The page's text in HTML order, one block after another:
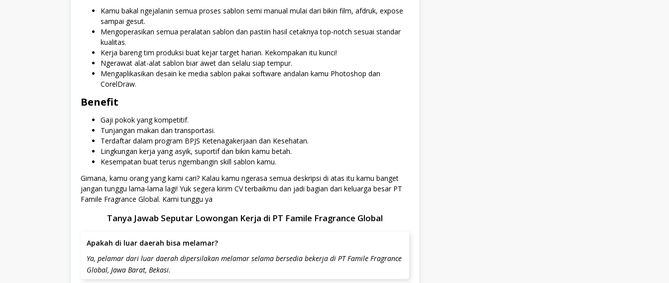
Kamu bakal ngejalanin semua proses sablon semi manual mulai dari bikin film, afdruk, expose
sampai gesut.
Mengoperasikan semua peralatan sablon dan pastiin hasil cetaknya top-notch sesuai standar
kualitas.
Kerja bareng tim produksi buat kejar target harian. Kekompakan itu kunci!
Ngerawat alat-alat sablon biar awet dan selalu siap tempur.
Mengaplikasikan desain ke media sablon pakai software andalan kamu Photoshop dan
CorelDraw.
Benefit
Gaji pokok yang kompetitif.
Tunjangan makan dan transportasi.
Terdaftar dalam program BPJS Ketenagakerjaan dan Kesehatan.
Lingkungan kerja yang asyik, suportif dan bikin kamu betah.
Kesempatan buat terus ngembangin skill sablon kamu.
Gimana, kamu orang yang kami cari? Kalau kamu ngerasa semua deskripsi di atas itu kamu banget
jangan tunggu lama-lama lagi! Yuk segera kirim CV terbaikmu dan jadi bagian dari keluarga besar PT
Famile Fragrance Global. Kami tunggu ya
Tanya Jawab Seputar Lowongan Kerja di PT Famile Fragrance Global
Apakah di luar daerah bisa melamar?
Ya, pelamar dari luar daerah dipersilakan melamar selama bersedia bekerja di PT Famile Fragrance
Global, Jawa Barat, Bekasi.